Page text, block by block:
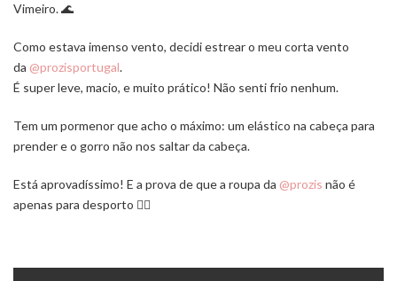
Vimeiro. 🌊
Como estava imenso vento, decidi estrear o meu corta vento
da @prozisportugal.
É super leve, macio, e muito prático! Não senti frio nenhum.
Tem um pormenor que acho o máximo: um elástico na cabeça para
prender e o gorro não nos saltar da cabeça.
Está aprovadíssimo! E a prova de que a roupa da @prozis não é
apenas para desporto 🏋️‍♂️